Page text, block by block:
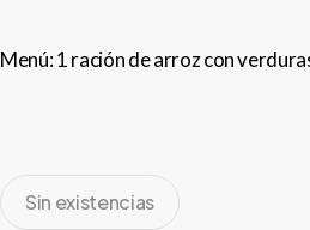
Menú: 1 ración de arroz con
Sin existencias